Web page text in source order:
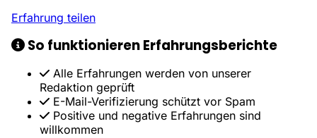
Erfahrung teilen
So funktionieren Erfahrungsberichte
Alle Erfahrungen werden von unserer
Redaktion geprüft
E-Mail-Verifizierung schützt vor Spam
Positive und negative Erfahrungen sind
willkommen